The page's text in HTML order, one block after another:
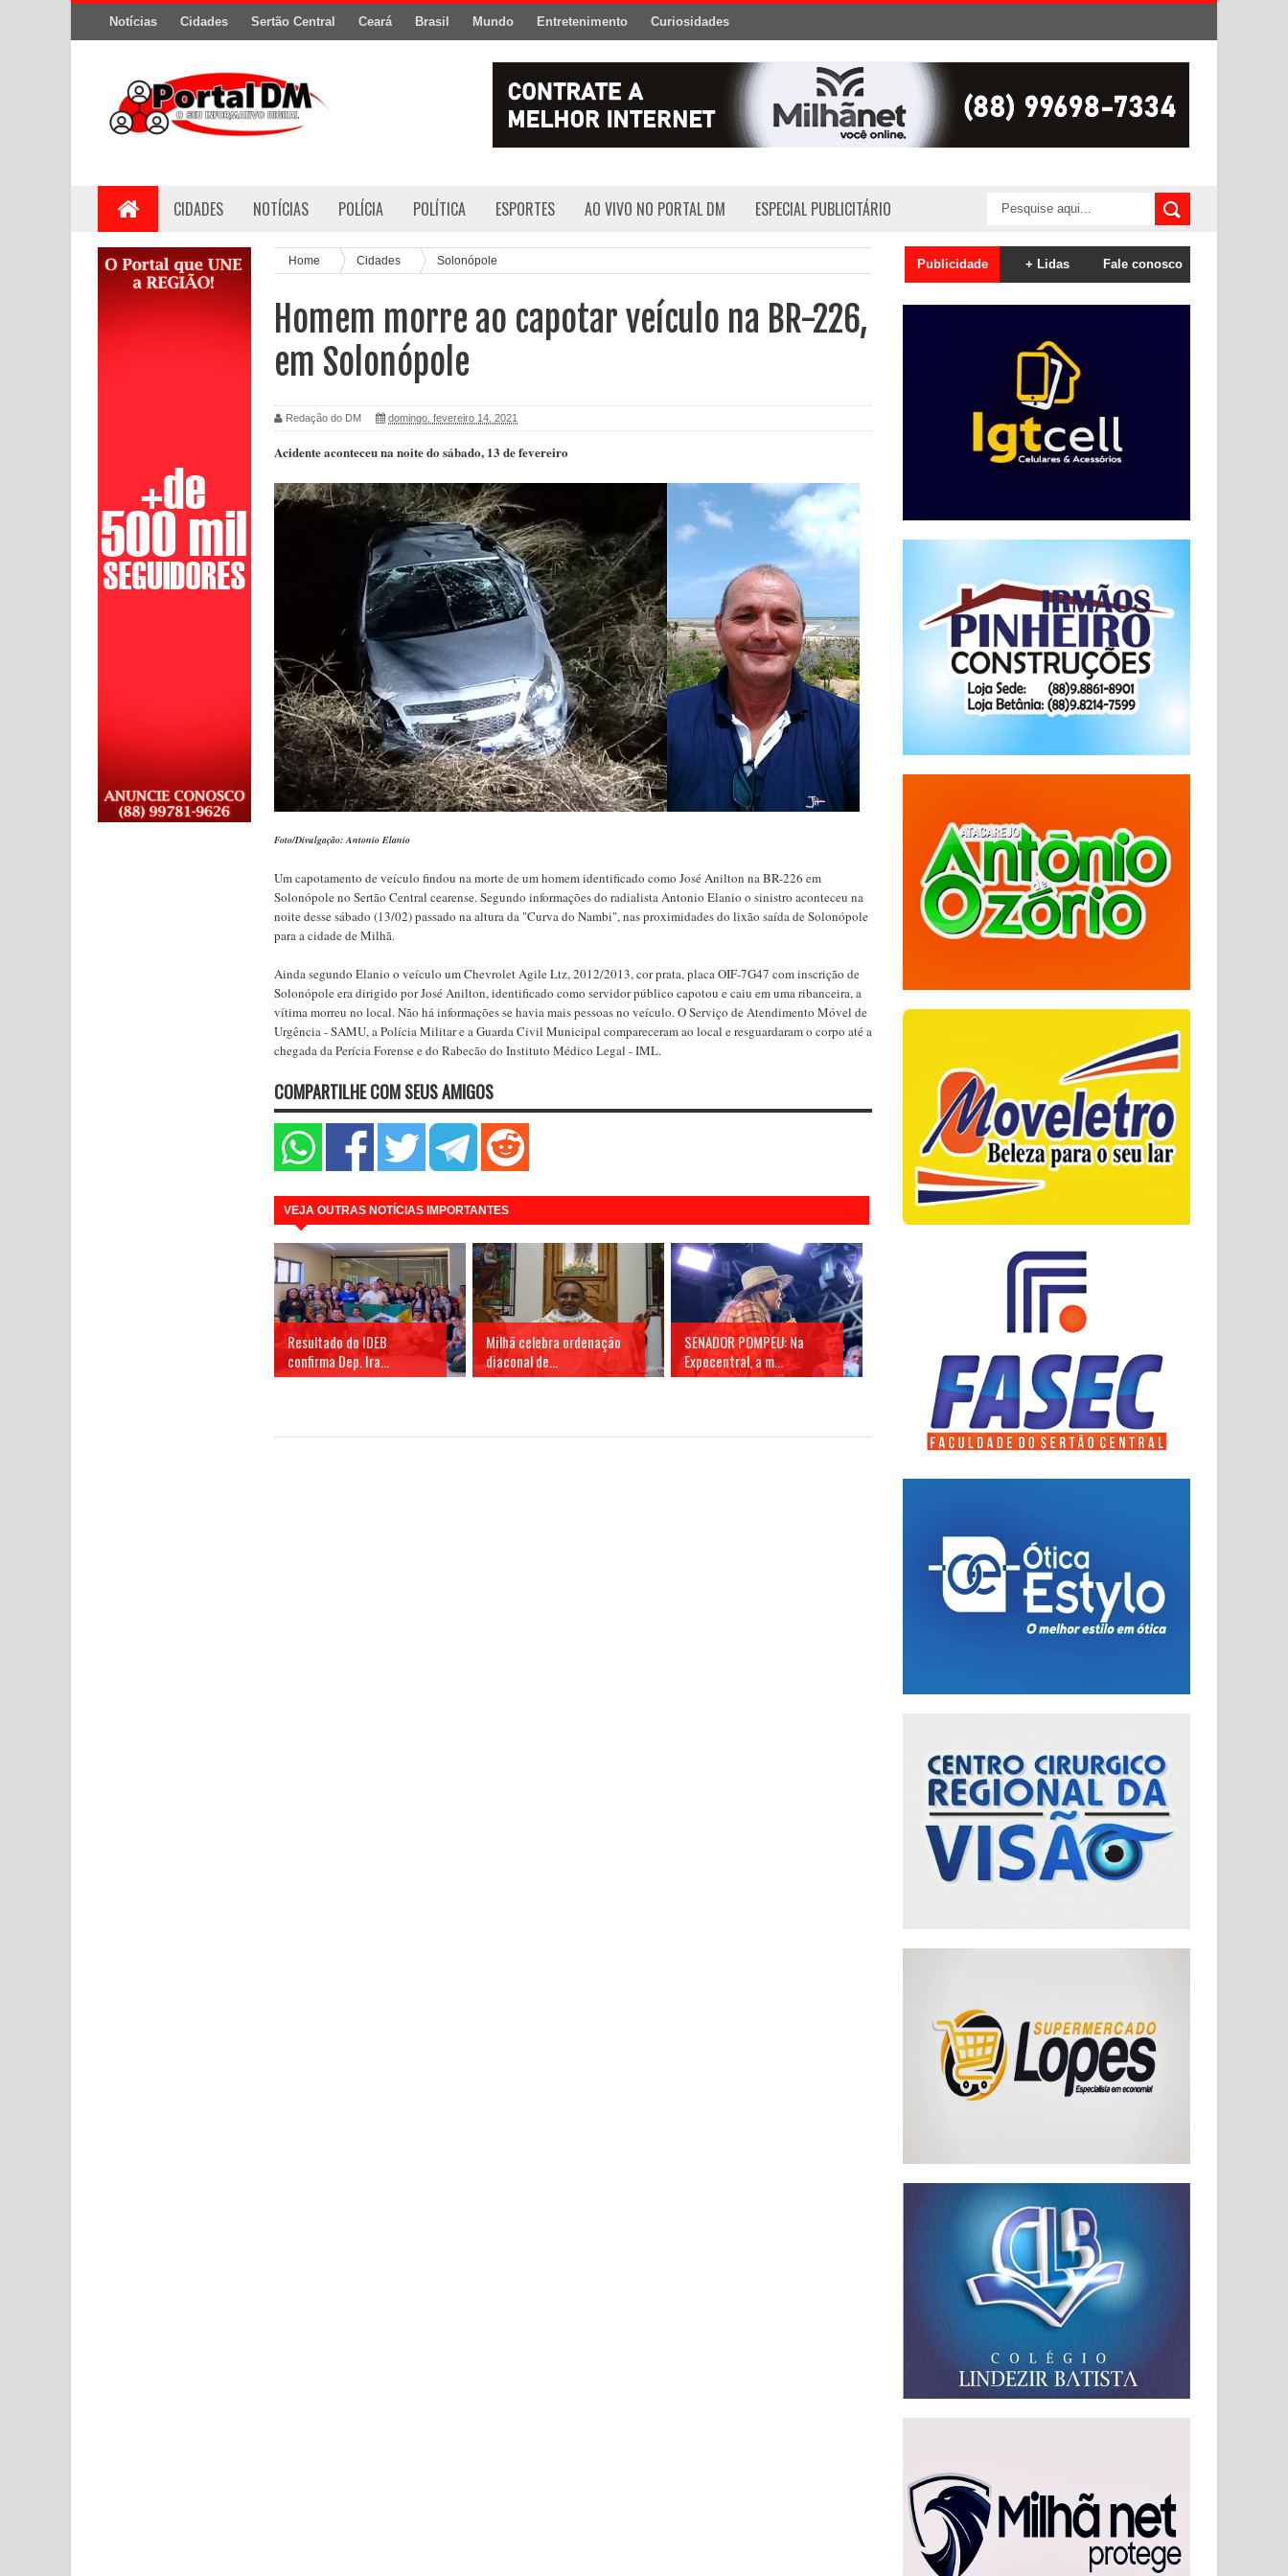
Notícias Cidades Sertão Central Ceará Brasil Mundo Entretenimento Curiosidades
CIDADES NOTÍCIAS POLÍCIA POLÍTICA ESPORTES AO VIVO NO PORTAL DM ESPECIAL PUBLICITÁRIO
Home Cidades Solonópole
Homem morre ao capotar veículo na BR-226,
em Solonópole
Redação do DM domingo, fevereiro 14, 2021
Acidente aconteceu na noite do sábado, 13 de fevereiro
Foto/Divulgação: Antonio Elanio
Um capotamento de veículo findou na morte de um homem identificado como José Anilton na BR-226 em
Solonópole no Sertão Central cearense. Segundo informações do radialista Antonio Elanio o sinistro aconteceu na
noite desse sábado (13/02) passado na altura da "Curva do Nambi", nas proximidades do lixão saída de Solonópole
para a cidade de Milhã.
Ainda segundo Elanio o veículo um Chevrolet Agile Ltz, 2012/2013, cor prata, placa OIF-7G47 com inscrição de
Solonópole era dirigido por José Anilton, identificado como servidor público capotou e caiu em uma ribanceira, a
vítima morreu no local. Não há informações se havia mais pessoas no veículo. O Serviço de Atendimento Móvel de
Urgência - SAMU, a Polícia Militar e a Guarda Civil Municipal compareceram ao local e resguardaram o corpo até a
chegada da Perícia Forense e do Rabecão do Instituto Médico Legal - IML.
COMPARTILHE COM SEUS AMIGOS
VEJA OUTRAS NOTÍCIAS IMPORTANTES
Resultado do IDEB
confirma Dep. Ira...
Milhã celebra ordenação
diaconal de...
SENADOR POMPEU: Na
Expocentral, a m...
Publicidade + Lidas Fale conosco